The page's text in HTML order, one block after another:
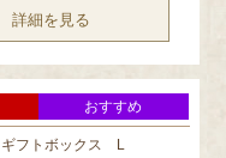
詳細を見る
おすすめ
ギフトボックス L